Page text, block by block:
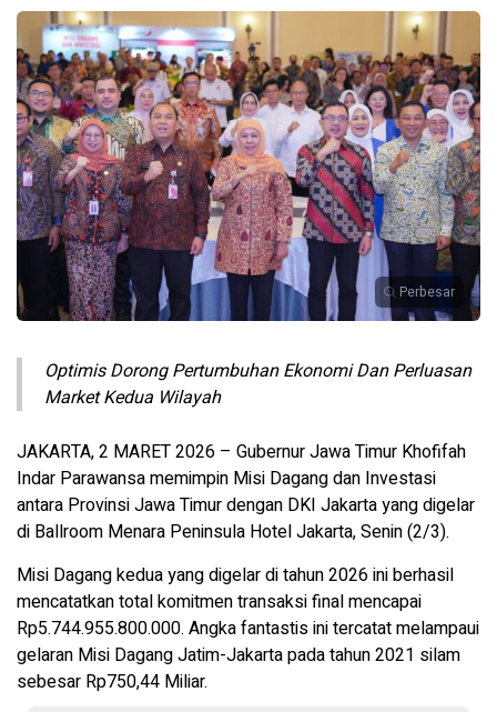
Perbesar
Optimis Dorong Pertumbuhan Ekonomi Dan Perluasan
Market Kedua Wilayah
JAKARTA, 2 MARET 2026 – Gubernur Jawa Timur Khofifah
Indar Parawansa memimpin Misi Dagang dan Investasi
antara Provinsi Jawa Timur dengan DKI Jakarta yang digelar
di Ballroom Menara Peninsula Hotel Jakarta, Senin (2/3).
Misi Dagang kedua yang digelar di tahun 2026 ini berhasil
mencatatkan total komitmen transaksi final mencapai
Rp5.744.955.800.000. Angka fantastis ini tercatat melampaui
gelaran Misi Dagang Jatim-Jakarta pada tahun 2021 silam
sebesar Rp750,44 Miliar.